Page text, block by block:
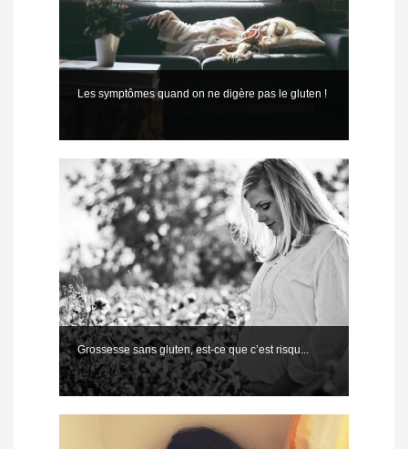
Les symptômes quand on ne digère pas le gluten !
Grossesse sans gluten, est-ce que c’est risqu...